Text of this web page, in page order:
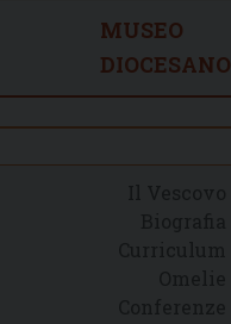
MUSEO
DIOCESANO